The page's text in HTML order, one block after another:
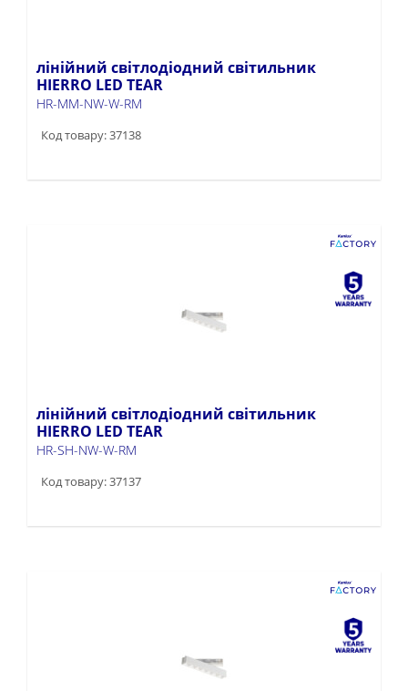
лінійний світлодіодний світильник
HIERRO LED TEAR
HR-MM-NW-W-RM
Код товару: 37138
лінійний світлодіодний світильник
HIERRO LED TEAR
HR-SH-NW-W-RM
Код товару: 37137